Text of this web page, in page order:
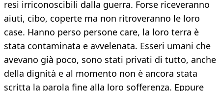
resi irriconoscibili dalla guerra. Forse riceveranno
aiuti, cibo, coperte ma non ritroveranno le loro
case. Hanno perso persone care, la loro terra è
stata contaminata e avvelenata. Esseri umani che
avevano già poco, sono stati privati di tutto, anche
della dignità e al momento non è ancora stata
scritta la parola fine alla loro sofferenza. Eppure